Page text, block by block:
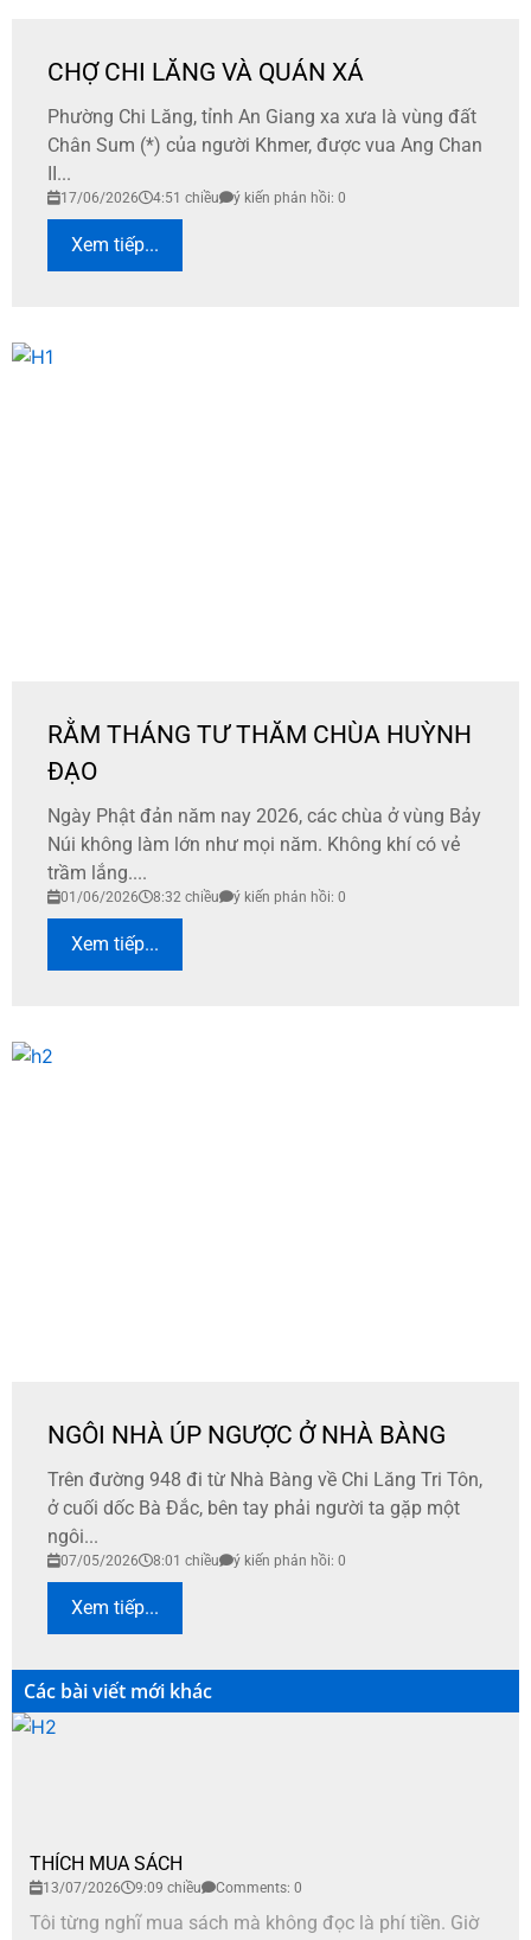
CHỢ CHI LĂNG VÀ QUÁN XÁ
Phường Chi Lăng, tỉnh An Giang xa xưa là vùng đất
Chân Sum (*) của người Khmer, được vua Ang Chan
II...
17/06/2026 4:51 chiều ý kiến phản hồi: 0
Xem tiếp...
RẰM THÁNG TƯ THĂM CHÙA HUỲNH
ĐẠO
Ngày Phật đản năm nay 2026, các chùa ở vùng Bảy
Núi không làm lớn như mọi năm. Không khí có vẻ
trầm lắng....
01/06/2026 8:32 chiều ý kiến phản hồi: 0
Xem tiếp...
NGÔI NHÀ ÚP NGƯỢC Ở NHÀ BÀNG
Trên đường 948 đi từ Nhà Bàng về Chi Lăng Tri Tôn,
ở cuối dốc Bà Đắc, bên tay phải người ta gặp một
ngôi...
07/05/2026 8:01 chiều ý kiến phản hồi: 0
Xem tiếp...
Các bài viết mới khác
THÍCH MUA SÁCH
13/07/2026 9:09 chiều Comments: 0
Tôi từng nghĩ mua sách mà không đọc là phí tiền. Giờ